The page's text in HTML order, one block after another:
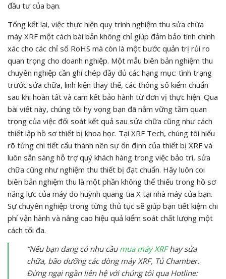
đầu tư của bạn.
Tổng kết lại, việc thực hiện quy trình nghiệm thu sửa chữa
máy XRF một cách bài bản không chỉ giúp đảm bảo tính chính
xác cho các chỉ số RoHS mà còn là một bước quản trị rủi ro
quan trọng cho doanh nghiệp. Một mẫu biên bản nghiệm thu
chuyên nghiệp cần ghi chép đầy đủ các hạng mục: tình trạng
trước sửa chữa, linh kiện thay thế, các thông số kiểm chuẩn
sau khi hoàn tất và cam kết bảo hành từ đơn vị thực hiện. Qua
bài viết này, chúng tôi hy vọng bạn đã nắm vững tầm quan
trọng của việc đối soát kết quả sau sửa chữa cũng như cách
thiết lập hồ sơ thiết bị khoa học. Tại XRF Tech, chúng tôi hiểu
rõ từng chi tiết cấu thành nên sự ổn định của thiết bị XRF và
luôn sẵn sàng hỗ trợ quý khách hàng trong việc bảo trì, sửa
chữa cũng như nghiệm thu thiết bị đạt chuẩn. Hãy luôn coi
biên bản nghiệm thu là một phần không thể thiếu trong hồ sơ
năng lực của máy đo huỳnh quang tia X tại nhà máy của bạn.
Sự chuyên nghiệp trong từng thủ tục sẽ giúp bạn tiết kiệm chi
phí vận hành và nâng cao hiệu quả kiểm soát chất lượng một
cách tối đa.
“Nếu bạn đang có nhu cầu mua máy XRFhay sửa
chữa, bão dưỡng các dòng máy XRF, Tủ Chamber.
Đừng ngại ngần liên hệ với chúng tôi qua Hotline: